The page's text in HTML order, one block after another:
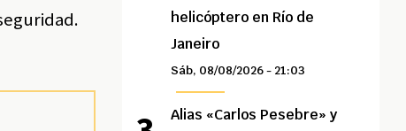
helicóptero en Río de
Janeiro
Sáb, 08/08/2026 - 21:03
Alias «Carlos Pesebre» y